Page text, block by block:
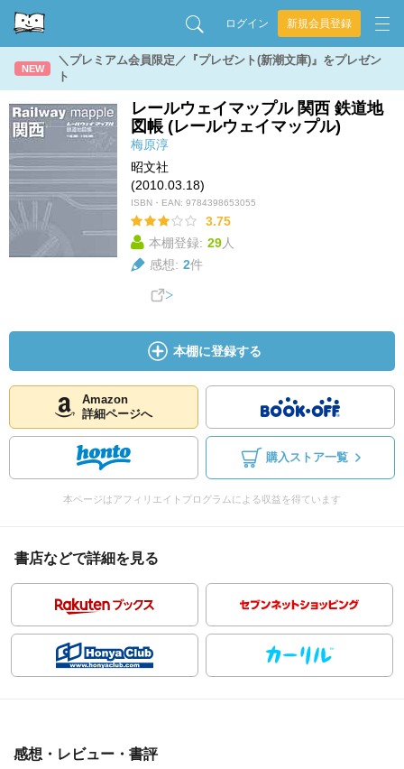
ログイン 新規会員登録
NEW
＼プレミアム会員限定／『プレゼント(新潮文庫)』をプレゼン
ト
レールウェイマップル 関西 鉄道地
図帳 (レールウェイマップル)
梅原淳
昭文社
(2010.03.18)
ISBN・EAN: 9784398653055
3.75
本棚登録: 29人
感想: 2件
本棚に登録する
Amazon
詳細ページへ
購入ストア一覧
本ページはアフィリエイトプログラムによる収益を得ています
書店などで詳細を見る
感想・レビュー・書評